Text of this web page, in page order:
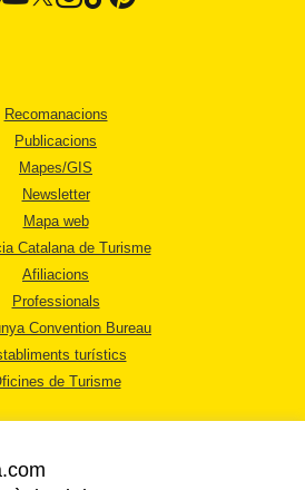
Recomanacions
Publicacions
Mapes/GIS
Newsletter
Mapa web
Catalana de Turisme
Afiliacions
Professionals
Convention Bureau
turístics
de Turisme